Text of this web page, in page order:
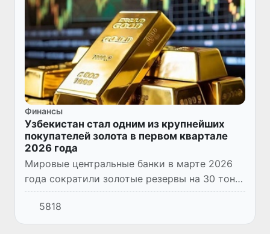
Финансы
Узбекистан стал одним из крупнейших
покупателей золота в первом квартале
2026 года
Мировые центральные банки в марте 2026
года сократили золотые резервы на 30 тонн
в чистом выражении. Крупнейшими
продавцами золота стали Турция и Россия,
тогда как в числе основных...
5818